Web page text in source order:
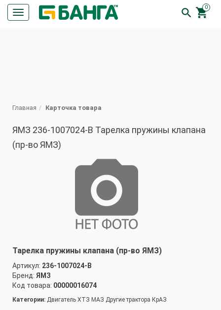
Кнопка
меню
0


Главная Карточка товара
ЯМЗ 236-1007024-В Тарелка пружины клапана
(пр-во ЯМЗ)
Тарелка пружины клапана (пр-во ЯМЗ)
Артикул: 236-1007024-В
Бренд: ЯМЗ
Код товара: 00000016074
Категории: Двигатель ХТЗ МАЗ Другие трактора КрАЗ